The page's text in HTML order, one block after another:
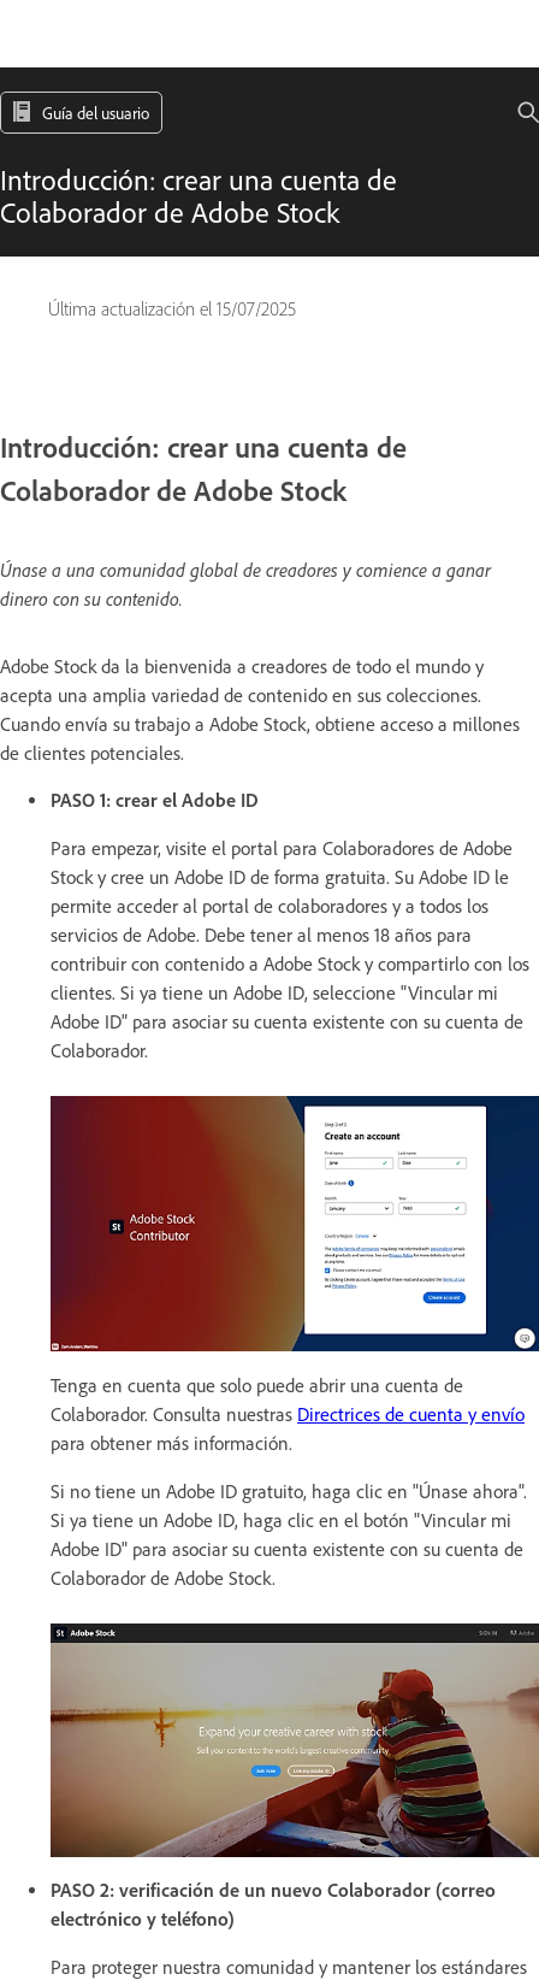
Guía del usuario
Introducción: crear una cuenta de
Colaborador de Adobe Stock
Última actualización el 15/07/2025
Introducción: crear una cuenta de
Colaborador de Adobe Stock
Únase a una comunidad global de creadores y comience a ganar
dinero con su contenido.
Adobe Stock da la bienvenida a creadores de todo el mundo y
acepta una amplia variedad de contenido en sus colecciones.
Cuando envía su trabajo a Adobe Stock, obtiene acceso a millones
de clientes potenciales.
PASO 1: crear el Adobe ID
Para empezar, visite el portal para Colaboradores de Adobe
Stock y cree un Adobe ID de forma gratuita. Su Adobe ID le
permite acceder al portal de colaboradores y a todos los
servicios de Adobe. Debe tener al menos 18 años para
contribuir con contenido a Adobe Stock y compartirlo con los
clientes. Si ya tiene un Adobe ID, seleccione "Vincular mi
Adobe ID" para asociar su cuenta existente con su cuenta de
Colaborador.
Tenga en cuenta que solo puede abrir una cuenta de
Colaborador. Consulta nuestras Directrices de cuenta y envío
para obtener más información.
Si no tiene un Adobe ID gratuito, haga clic en "Únase ahora".
Si ya tiene un Adobe ID, haga clic en el botón "Vincular mi
Adobe ID" para asociar su cuenta existente con su cuenta de
Colaborador de Adobe Stock.
PASO 2: verificación de un nuevo Colaborador (correo
electrónico y teléfono)
Para proteger nuestra comunidad y mantener los estándares